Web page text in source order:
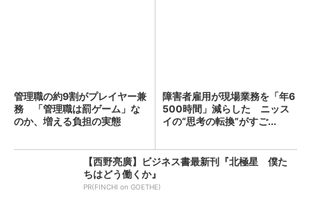
管理職の約9割がプレイヤー兼
務 「管理職は罰ゲーム」な
のか、増える負担の実態
障害者雇用が現場業務を「年6
500時間」減らした ニッス
イの“思考の転換”がすご...
【西野亮廣】ビジネス書最新刊『北極星 僕た
ちはどう働くか』
PR(FINCHI on GOETHE)